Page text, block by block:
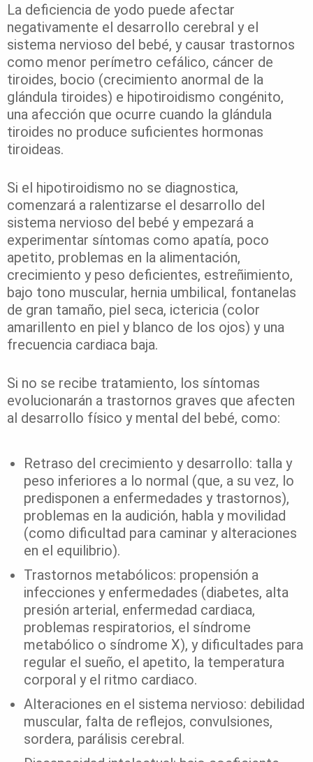
La deficiencia de yodo puede afectar
negativamente el desarrollo cerebral y el
sistema nervioso del bebé, y causar trastornos
como menor perímetro cefálico, cáncer de
tiroides, bocio (crecimiento anormal de la
glándula tiroides) e hipotiroidismo congénito,
una afección que ocurre cuando la glándula
tiroides no produce suficientes hormonas
tiroideas.
Si el hipotiroidismo no se diagnostica,
comenzará a ralentizarse el desarrollo del
sistema nervioso del bebé y empezará a
experimentar síntomas como apatía, poco
apetito, problemas en la alimentación,
crecimiento y peso deficientes, estreñimiento,
bajo tono muscular, hernia umbilical, fontanelas
de gran tamaño, piel seca, ictericia (color
amarillento en piel y blanco de los ojos) y una
frecuencia cardiaca baja.
Si no se recibe tratamiento, los síntomas
evolucionarán a trastornos graves que afecten
al desarrollo físico y mental del bebé, como:
Retraso del crecimiento y desarrollo: talla y
peso inferiores a lo normal (que, a su vez, lo
predisponen a enfermedades y trastornos),
problemas en la audición, habla y movilidad
(como dificultad para caminar y alteraciones
en el equilibrio).
Trastornos metabólicos: propensión a
infecciones y enfermedades (diabetes, alta
presión arterial, enfermedad cardiaca,
problemas respiratorios, el síndrome
metabólico o síndrome X), y dificultades para
regular el sueño, el apetito, la temperatura
corporal y el ritmo cardiaco.
Alteraciones en el sistema nervioso: debilidad
muscular, falta de reflejos, convulsiones,
sordera, parálisis cerebral.